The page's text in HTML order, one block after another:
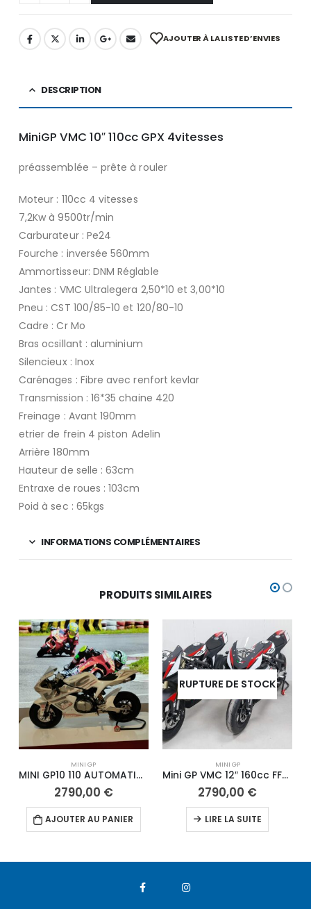
AJOUTER À LA LISTE D’ENVIES
DESCRIPTION
MiniGP VMC 10″ 110cc GPX 4vitesses
préassemblée – prête à rouler
Moteur : 110cc 4 vitesses
7,2Kw à 9500tr/min
Carburateur : Pe24
Fourche : inversée 560mm
Ammortisseur: DNM Réglable
Jantes : VMC Ultralegera 2,50*10 et 3,00*10
Pneu : CST 100/85-10 et 120/80-10
Cadre : Cr Mo
Bras ocsillant : aluminium
Silencieux : Inox
Carénages : Fibre avec renfort kevlar
Transmission : 16*35 chaine 420
Freinage : Avant 190mm
etrier de frein 4 piston Adelin
Arrière 180mm
Hauteur de selle : 63cm
Entraxe de roues : 103cm
Poid à sec : 65kgs
INFORMATIONS COMPLÉMENTAIRES
PRODUITS SIMILAIRES
MINI GP
MINI GP10 110 AUTOMATIQUE
2790,00 €
AJOUTER AU PANIER
RUPTURE DE STOCK
MINI GP
Mini GP VMC 12″ 160cc FF-11 2025
2790,00 €
LIRE LA SUITE